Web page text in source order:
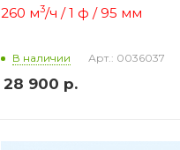
260 м3/ч / 1 ф / 95 мм
В наличии Арт.: 0036037
28 900 р.